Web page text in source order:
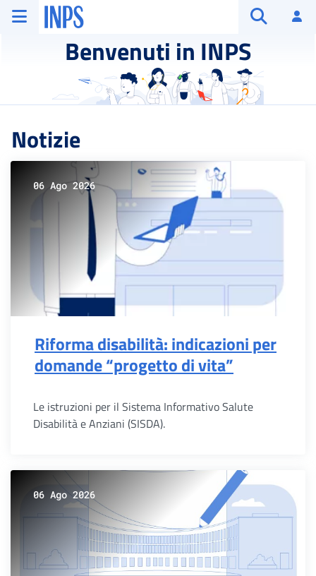
Vai al menu principale
Vai al contenuto principale
Vai al pie' di pagina
INPS ()
Benvenuti in INPS
Notizie
06 Ago 2026
Riforma disabilità: indicazioni per
domande “progetto di vita”
Le istruzioni per il Sistema Informativo Salute
Disabilità e Anziani (SISDA).
06 Ago 2026